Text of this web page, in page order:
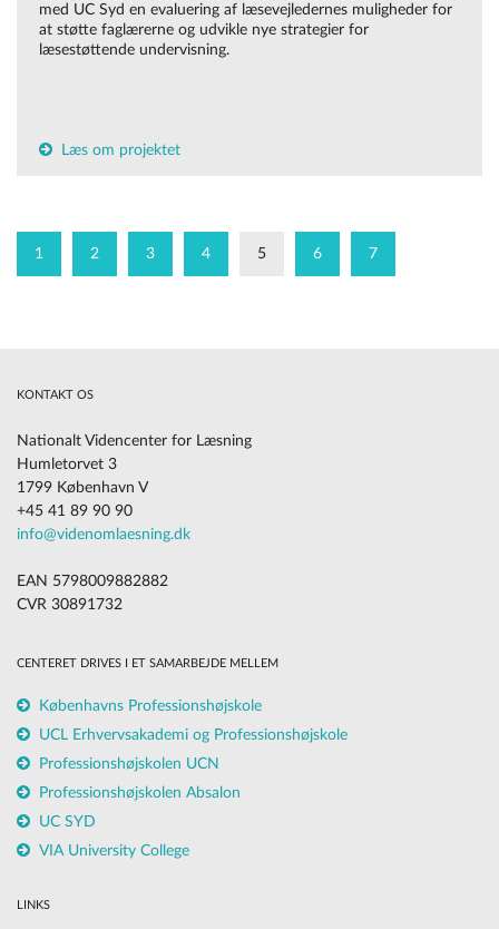
med UC Syd en evaluering af læsevejledernes muligheder for
at støtte faglærerne og udvikle nye strategier for
læsestøttende undervisning.
Læs om projektet
1 2 3 4 5 6 7
KONTAKT OS
Nationalt Videncenter for Læsning
Humletorvet 3
1799 København V
+45 41 89 90 90
info@videnomlaesning.dk
EAN 5798009882882
CVR 30891732
CENTERET DRIVES I ET SAMARBEJDE MELLEM
Københavns Professionshøjskole
UCL Erhvervsakademi og Professionshøjskole
Professionshøjskolen UCN
Professionshøjskolen Absalon
UC SYD
VIA University College
LINKS